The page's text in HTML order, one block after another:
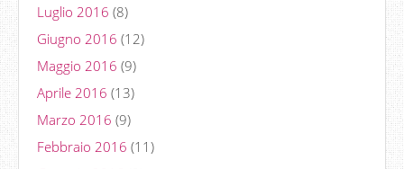
Luglio 2016 (8)
Giugno 2016 (12)
Maggio 2016 (9)
Aprile 2016 (13)
Marzo 2016 (9)
Febbraio 2016 (11)